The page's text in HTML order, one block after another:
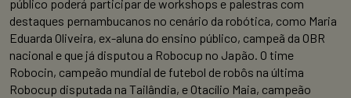
público poderá participar de workshops e palestras com
destaques pernambucanos no cenário da robótica, como Maria
Eduarda Oliveira, ex-aluna do ensino público, campeã da OBR
nacional e que já disputou a Robocup no Japão. O time
Robocin, campeão mundial de futebol de robôs na última
Robocup disputada na Tailândia, e Otacílio Maia, campeão